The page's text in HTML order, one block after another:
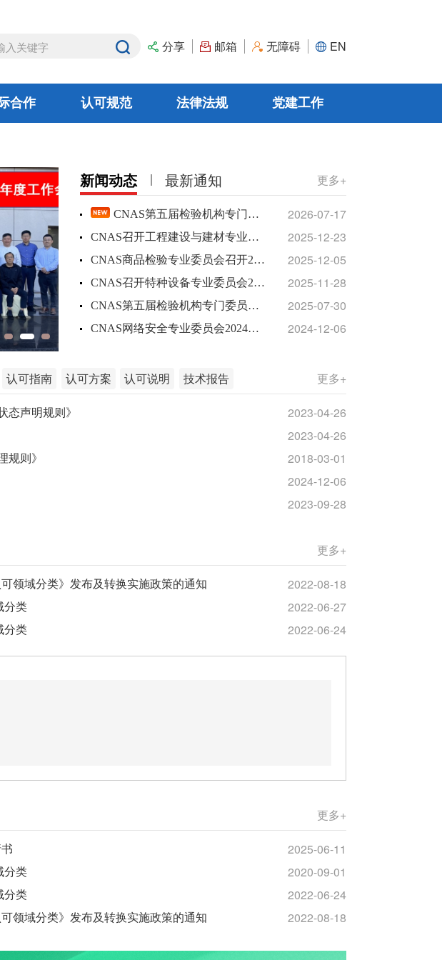
分享 邮箱 无障碍 EN
合作 认可规范 法律法规 党建工作
新闻动态 最新通知 更多+
CNAS第五届检验机构专门委员会第三次会议在京召开 2026-07-17
CNAS召开工程建设与建材专业委员会2025年工作会议 2025-12-23
CNAS商品检验专业委员会召开2025年工作会议 2025-12-05
CNAS召开特种设备专业委员会2025年度工作会议 2025-11-28
CNAS第五届检验机构专门委员会第二次会议在京召开 2025-07-30
CNAS网络安全专业委员会2024年度工作会议在成都召开 2024-12-06
认可指南 认可方案 认可说明 技术报告 更多+
态声明规则》 2023-04-26
2023-04-26
规则》 2018-03-01
2024-12-06
2023-09-28
更多+
领域分类》发布及转换实施政策的通知 2022-08-18
分类 2022-06-27
分类 2022-06-24
更多+
2025-06-11
分类 2020-09-01
分类 2022-06-24
领域分类》发布及转换实施政策的通知 2022-08-18